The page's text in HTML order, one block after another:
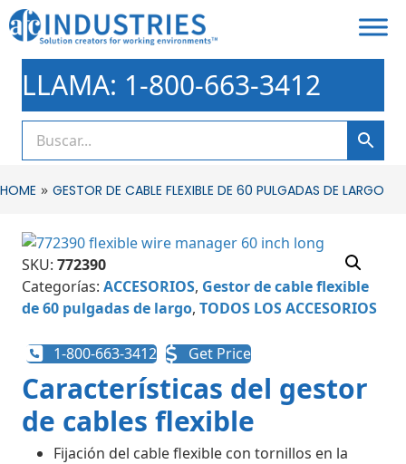
LLAMA: 1-800-663-3412
HOME » GESTOR DE CABLE FLEXIBLE DE 60 PULGADAS DE LARGO
SKU: 772390
Categorías: ACCESORIOS, Gestor de cable flexible
de 60 pulgadas de largo, TODOS LOS ACCESORIOS
1-800-663-3412 Get Price
Características del gestor
de cables flexible
Fijación del cable flexible con tornillos en la